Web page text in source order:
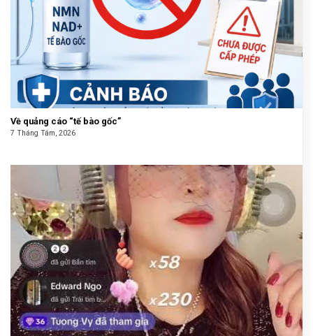
Về quảng cáo “tế bào gốc”
7 Tháng Tám, 2026